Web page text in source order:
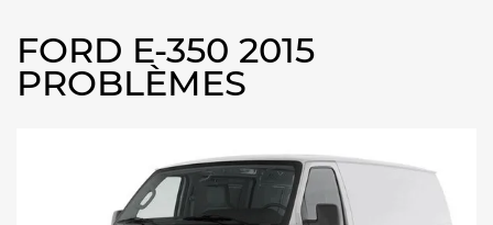
FORD E-350 2015
PROBLÈMES